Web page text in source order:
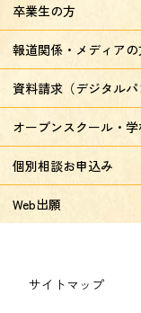
卒業生の方
報道関係・メディアの
資料請求（デジタル
オープンスクール・
個別相談お申込み
Web出願
サイトマップ